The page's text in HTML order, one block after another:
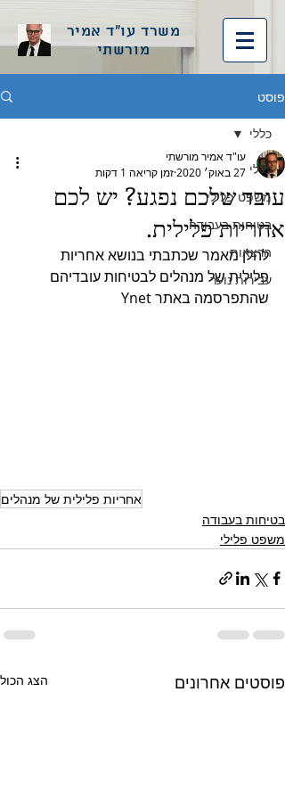
משרד עו"ד אמיר
מורשתי
פוסט
כללי
משפט פלילי
בטיחות בעבודה
הרצאות
עבירות נוער
כללי
עובד שלכם נפגע? יש לכם
אחריות פלילית.
עו"ד אמיר מורשתי
27 באוק׳ 2020
זמן קריאה 1 דקות
להלן מאמר שכתבתי בנושא אחריות
פלילית של מנהלים לבטיחות עובדיהם
שהתפרסמה באתר Ynet
אחריות פלילית של מנהלים
בטיחות בעבודה
משפט פלילי
פוסטים אחרונים הצג הכול